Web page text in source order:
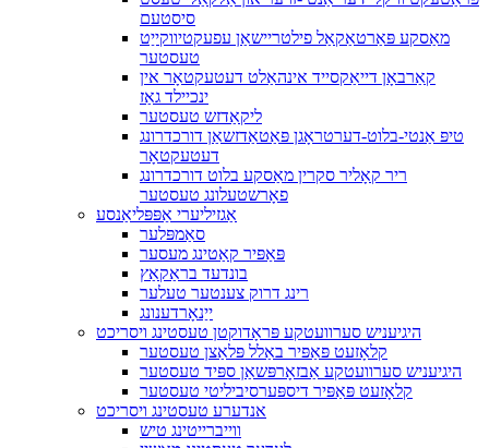
סיסטעם
מאַסקע פּאַרטאַקאַל פילטריישאַן עפעקטיווקייַט
טעסטער
קאַרבאָן דייאַקסייד אינהאַלט דעטעקטאָר אין
ינכיילד גאַז
ליקאַדזש טעסטער
טיפּ אַנטי-בלוט-דערטראָגן פּאַטאַדזשאַן דורכדרונג
דעטעקטאָר
ריר קאָליר סקרין מאַסקע בלוט דורכדרונג
פאָרשטעלונג טעסטער
אַגזיליערי אַפּפּליאַנסע
סאַמפּלער
פּאַפּיר קאַטינג מעסער
בונדעד בראַקאַץ
רינג דרוק צענטער טעלער
ייַנאָרדענונג
היגיעניש סערוועטקע פּראָדוקטן טעסטינג ויסריכט
קלאָזעט פּאַפּיר באַלל פּלאַצן טעסטער
היגיעניש סערוועטקע אַבזאָרפּשאַן ספּיד טעסטער
קלאָזעט פּאַפּיר דיספּערסיביליטי טעסטער
אנדערע טעסטינג ויסריכט
ווייברייטינג טיש